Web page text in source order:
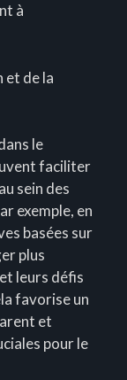
à
et de la
le
faciliter
sein des
exemple, en
basées sur
plus
leurs défis
favorise un
et
pour le